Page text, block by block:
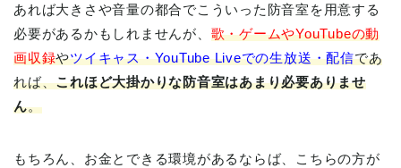
あれば大きさや音量の都合でこういった防音室を用意する
必要があるかもしれませんが、 歌・ゲームやYouTubeの動
画収録やツイキャス・YouTube Liveでの生放送・配信であ
れば、これほど大掛かりな防音室はあまり必要ありませ
ん。
もちろん、お金とできる環境があるならば、こちらの方が